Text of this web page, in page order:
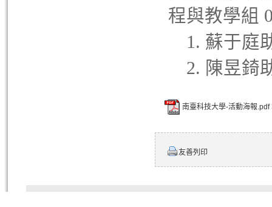
程與教學組
1. 蘇于庭
2. 陳昱錡
南臺科技大學-活動海報.pdf
友善列印